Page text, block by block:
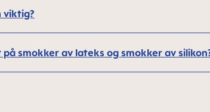
viktig?
smokker av lateks og smokker av